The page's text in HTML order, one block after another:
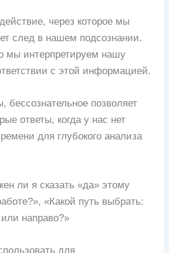
через которое мы
след в нашем подсознании.
мы интерпретируем нашу
с этой информацией.
бессознательное позволяет
ответы, когда у нас нет
для глубокого анализа
ли я сказать «да» этому
«Какой путь выбрать:
направо?»
для